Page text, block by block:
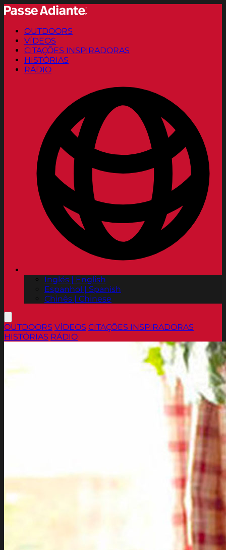
OUTDOORS
VÍDEOS
CITAÇÕES INSPIRADORAS
HISTÓRIAS
RÁDIO
Inglés | English
Espanhol | Spanish
Chinês | Chinese
OUTDOORS VÍDEOS CITAÇÕES INSPIRADORAS
HISTÓRIAS RÁDIO